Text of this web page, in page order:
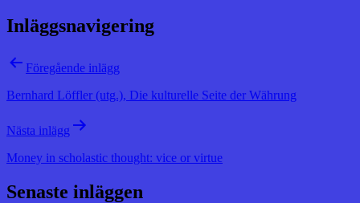
Inläggsnavigering
Föregående inlägg
Bernhard Löffler (utg.), Die kulturelle Seite der Währung
Nästa inlägg
Money in scholastic thought: vice or virtue
Senaste inläggen